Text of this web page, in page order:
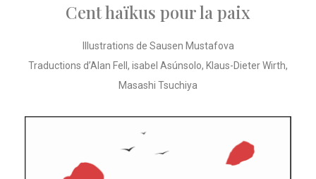
Cent haïkus pour la paix
Illustrations de Sausen Mustafova
Traductions d’Alan Fell, isabel Asúnsolo, Klaus-Dieter Wirth,
Masashi Tsuchiya